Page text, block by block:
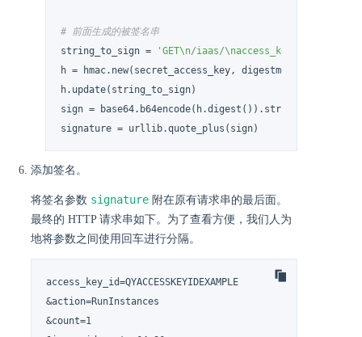
# 前面生成的被签名串
string_to_sign =
'GET\n/iaas/
h = hmac.new(secret_access_key, digestmod=sha256)
h.update(string_to_sign)
sign = base64.b64encode(h.digest()).strip()
signature = urllib.quote_plus(sign)
添加签名。
将签名参数 signature 附在原有请求串的最后面。
最终的 HTTP 请求串如下。为了查看方便，我们人为
地将参数之间使用回车进行分隔。
access_key_id=QYACCESSKEYIDEXAMPLE
&action=RunInstances
&count=1